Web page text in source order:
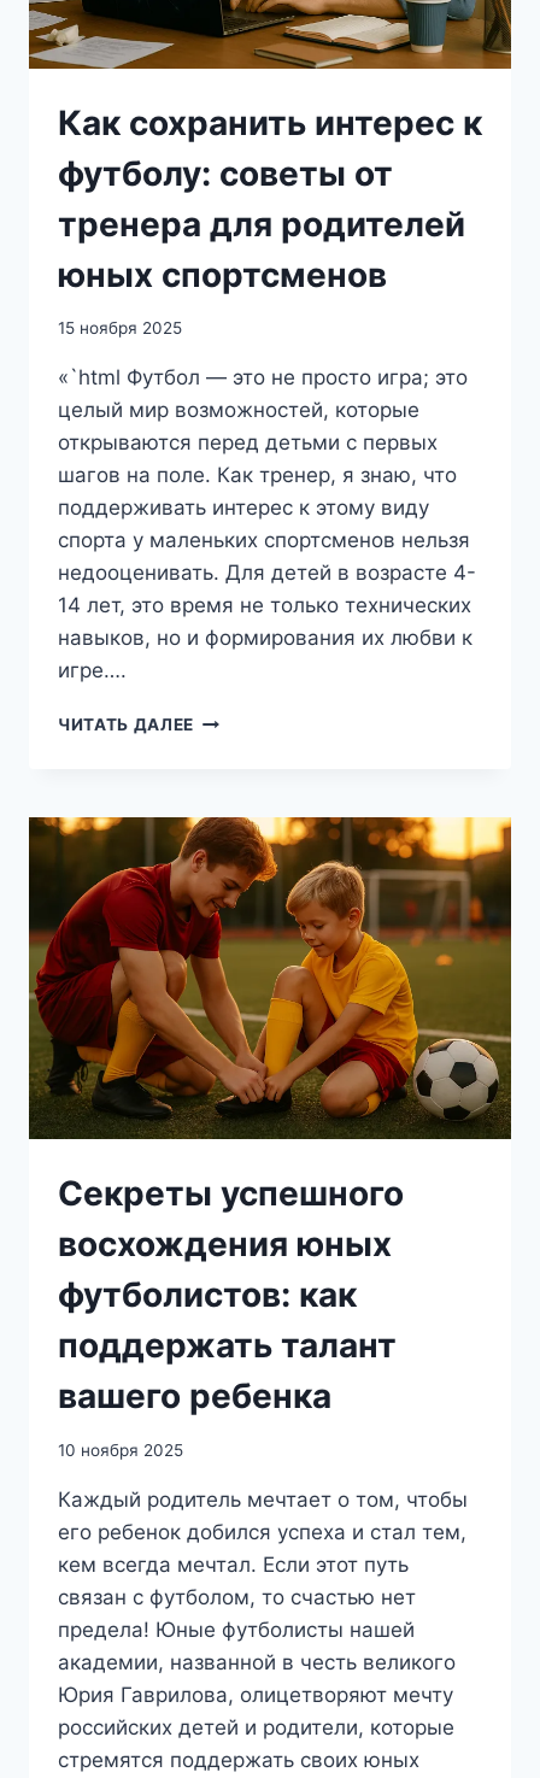
Как сохранить интерес к
футболу: советы от
тренера для родителей
юных спортсменов
15 ноября 2025
«`html Футбол — это не просто игра; это
целый мир возможностей, которые
открываются перед детьми с первых
шагов на поле. Как тренер, я знаю, что
поддерживать интерес к этому виду
спорта у маленьких спортсменов нельзя
недооценивать. Для детей в возрасте 4-
14 лет, это время не только технических
навыков, но и формирования их любви к
игре….
ЧИТАТЬ ДАЛЕЕ КАК
ФУТБОЛУ:
СОВЕТЫ
ОТ
ТРЕНЕРА
ДЛЯ
РОДИТЕЛЕЙ
ЮНЫХ
СПОРТСМЕНОВ
Секреты успешного
восхождения юных
футболистов: как
поддержать талант
вашего ребенка
10 ноября 2025
Каждый родитель мечтает о том, чтобы
его ребенок добился успеха и стал тем,
кем всегда мечтал. Если этот путь
связан с футболом, то счастью нет
предела! Юные футболисты нашей
академии, названной в честь великого
Юрия Гаврилова, олицетворяют мечту
российских детей и родители, которые
стремятся поддержать своих юных